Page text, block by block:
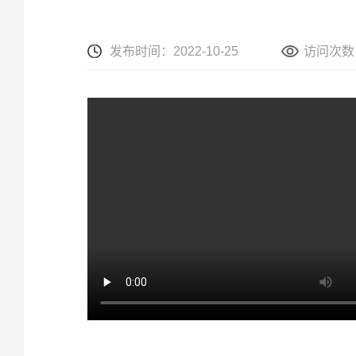
发布时间：2022-10-25 访问次数